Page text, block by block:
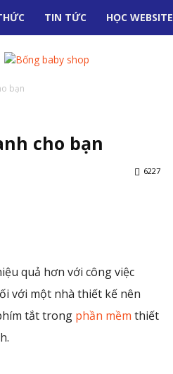
TIN TỨC HỌC WEBSITE
bạn
cho bạn
6227
quả hơn với công việc
với một nhà thiết kế nên
tắt trong phần mềm thiết